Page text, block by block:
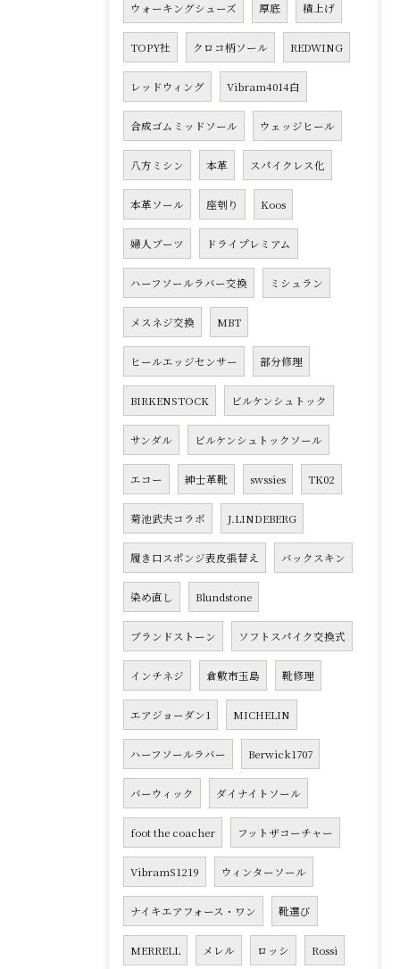
ウォーキングシューズ 厚底 積上げ
TOPY社 クロコ柄ソール REDWING
レッドウィング Vibram4014白
合成ゴムミッドソール ウェッジヒール
八方ミシン 本革 スパイクレス化
本革ソール 座刳り Koos
婦人ブーツ ドライプレミアム
ハーフソールラバー交換 ミシュラン
メスネジ交換 MBT
ヒールエッジセンサー 部分修理
BIRKENSTOCK ビルケンシュトック
サンダル ビルケンシュトックソール
エコー 紳士革靴 swssies TK02
菊池武夫コラボ J.LINDEBERG
履き口スポンジ表皮張替え バックスキン
染め直し Blundstone
ブランドストーン ソフトスパイク交換式
インチネジ 倉敷市玉島 靴修理
エアジョーダン1 MICHELIN
ハーフソールラバー Berwick1707
バーウィック ダイナイトソール
foot the coacher フットザコーチャー
VibramS1219 ウィンターソール
ナイキエアフォース・ワン 靴選び
MERRELL メレル ロッシ Rossi